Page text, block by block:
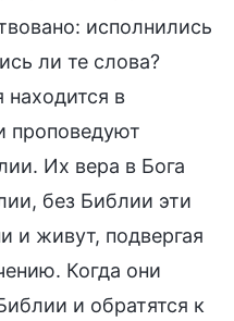
исполнились
ли те слова?
находится в
проповедуют
Их вера в Бога
без Библии эти
и живут, подвергая
Когда они
и обратятся к